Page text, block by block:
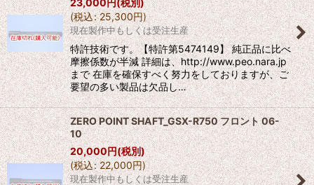
(税込: 25,300円)
現在製作中もしくは受注生産
特許技術です。【特許第5474149】 純正品に比べ
摩擦係数が半減 詳細は、http://www.peo.nara.jp
まで 在庫を確保すべく努力をしておりますが、ご
要望の多い製品は欠品し…
ZERO POINT SHAFT_GSX-R750 フロント 06-
10
20,000円(税別)
(税込: 22,000円)
現在製作中もしくは受注生産